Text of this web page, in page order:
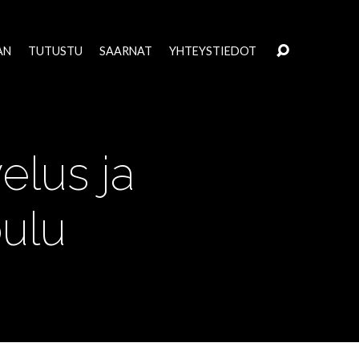
TUTUSTU SAARNAT YHTEYSTIEDOT
ja